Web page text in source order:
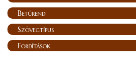
Betűrend
Szövegtípus
Fordítások